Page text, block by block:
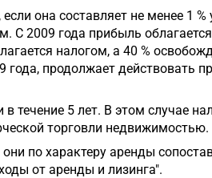
она составляет не менее 1 %
С 2009 года прибыль
налогом, а 40 %
продолжает действовать
течение 5 лет. В этом случае
торговли недвижимостью.
по характеру аренды
от аренды и лизинга".